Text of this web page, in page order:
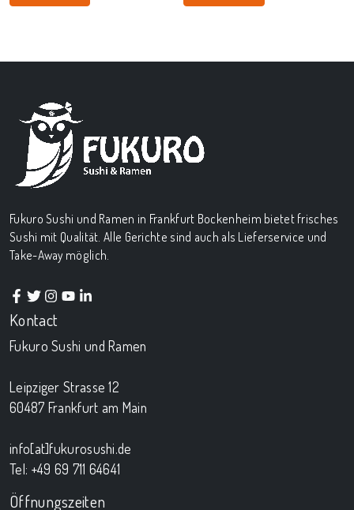
Fukuro Sushi und Ramen in Frankfurt Bockenheim bietet frisches
Sushi mit Qualität. Alle Gerichte sind auch als Lieferservice und
Take-Away möglich.
Kontact
Fukuro Sushi und Ramen
Leipziger Strasse 12
60487 Frankfurt am Main
info[at]fukurosushi.de
Tel: +49 69 711 64641
Öffnungszeiten